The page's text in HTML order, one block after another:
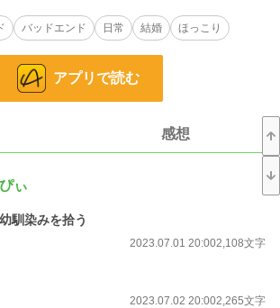
飲酒や喫煙、禁止薬物の使用、暴力行為等書かれてい
る行為を容認・推奨するものではありません。またこ
。実在の人物や団体、事件などとは関係ありません。
/ 228,834 件
バッドエンド 日常 結婚 ほっこり
アプリで読む
感想
ぃ
馴染みを拾う
2023.07.01 20:002,108文字
2023.07.02 20:002,265文字